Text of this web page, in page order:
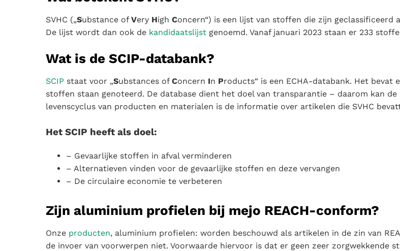
SVHC („Substance of Very High Concern“) is een lijst van stoffen die zijn geclassificeerd
De lijst wordt dan ook de kandidaatslijst genoemd. Vanaf januari 2023 staan er 233
Wat is de SCIP-databank?
SCIP staat voor „Substances of Concern In Products“ is een ECHA-databank. Het bevat
stoffen staan genoteerd. De database dient het doel van transparantie – daarom kan
levenscyclus van producten en materialen is de informatie over artikelen die SVHC
Het SCIP heeft als doel:
– Gevaarlijke stoffen in afval verminderen
– Alternatieven vinden voor de gevaarlijke stoffen en deze vervangen
– De circulaire economie te verbeteren
Zijn aluminium profielen bij mejo REACH-conform?
Onze producten, aluminium profielen: worden beschouwd als artikelen in de zin van
de invoer van voorwerpen niet. Voorwaarde hiervoor is dat er geen zeer zorgwekkende